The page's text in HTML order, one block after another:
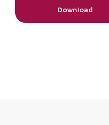
Download